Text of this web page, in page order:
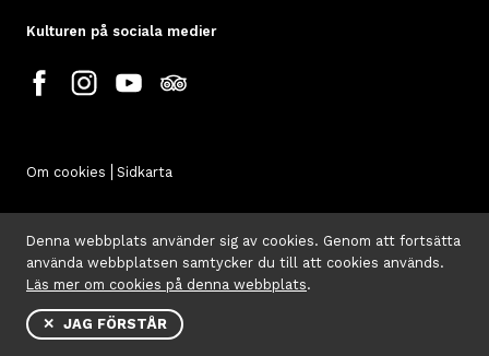
Denna webbplats använder sig av cookies. Genom att fortsätta
använda webbplatsen samtycker du till att cookies används.
Läs mer om cookies på denna webbplats.
✕ JAG FÖRSTÅR
Kulturen på sociala medier
Om cookies Sidkarta